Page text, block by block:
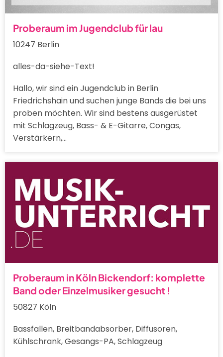
Proberaum im Jugendclub für lau
10247 Berlin
alles-da-siehe-Text!
Hallo, wir sind ein Jugendclub in Berlin
Friedrichshain und suchen junge Bands die bei uns
proben möchten. Wir sind bestens ausgerüstet
mit Schlagzeug, Bass- & E-Gitarre, Congas,
Verstärkern,…
Proberaum in Köln Bickendorf: komplette
Band oder Einzelmusiker gesucht !
50827 Köln
Bassfallen, Breitbandabsorber, Diffusoren,
Kühlschrank, Gesangs-PA, Schlagzeug